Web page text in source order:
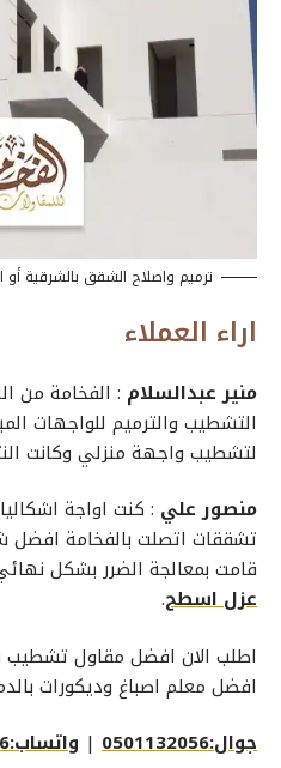
ترميم واصلاح الشقق بالشرقية أو
اراء العملاء
منير عبدالسلام : الفخامة من
التشطيب والترميم للواجهات
لتشطيب واجهة منزلي وكانت
منصور علي : كنت اواجة
تشققات اتصلت بالفخامة افضل
قامت بمعالجة الضرر بشكل
عزل اسطح.
اطلب الان افضل مقاول تشطيب
افضل معلم اصباغ وديكورات
جوال:0501132056
| واتساب:0501132056